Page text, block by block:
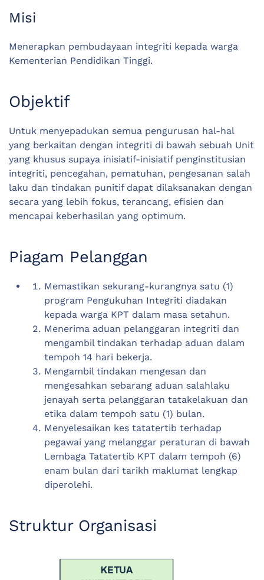
Misi
Menerapkan pembudayaan integriti kepada warga
Kementerian Pendidikan Tinggi.
Objektif
Untuk menyepadukan semua pengurusan hal-hal
yang berkaitan dengan integriti di bawah sebuah Unit
yang khusus supaya inisiatif-inisiatif penginstitusian
integriti, pencegahan, pematuhan, pengesanan salah
laku dan tindakan punitif dapat dilaksanakan dengan
secara yang lebih fokus, terancang, efisien dan
mencapai keberhasilan yang optimum.
Piagam Pelanggan
Memastikan sekurang-kurangnya satu (1)
program Pengukuhan Integriti diadakan
kepada warga KPT dalam masa setahun.
Menerima aduan pelanggaran integriti dan
mengambil tindakan terhadap aduan dalam
tempoh 14 hari bekerja.
Mengambil tindakan mengesan dan
mengesahkan sebarang aduan salahlaku
jenayah serta pelanggaran tatakelakuan dan
etika dalam tempoh satu (1) bulan.
Menyelesaikan kes tatatertib terhadap
pegawai yang melanggar peraturan di bawah
Lembaga Tatatertib KPT dalam tempoh (6)
enam bulan dari tarikh maklumat lengkap
diperolehi.
Struktur Organisasi